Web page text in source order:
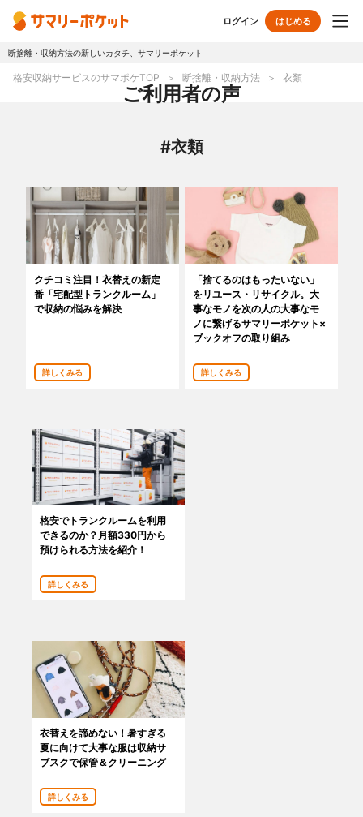
ログイン はじめる
オプションサービス
おしゃれ着保管
無酸素保管 布団クリーニング
ラグ・マットクリーニング シューズクリーニング
リユース・リサイクル
あんしんサポート
プラン診断
よくある質問
お知らせ・メディア情報
ご利用者の声
法人利用をご検討の方へ
断捨離・収納方法の新しいカタチ、サマリーポケット
格安収納サービスのサマポケTOP 断捨離・収納方法 衣類
ご利用者の声
#衣類
クチコミ注目！衣替えの新定
番「宅配型トランクルーム」
で収納の悩みを解決
詳しくみる
「捨てるのはもったいない」
をリユース・リサイクル。大
事なモノを次の人の大事なモ
ノに繋げるサマリーポケット×
ブックオフの取り組み
詳しくみる
格安でトランクルームを利用
できるのか？月額330円から
預けられる方法を紹介！
詳しくみる
衣替えを諦めない！暑すぎる
夏に向けて大事な服は収納サ
ブスクで保管＆クリーニング
詳しくみる